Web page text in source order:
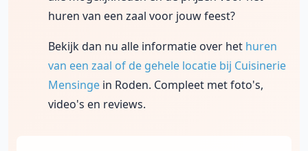
huren van een zaal voor jouw feest?
Bekijk dan nu alle informatie over het huren
van een zaal of de gehele locatie bij Cuisinerie
Mensinge in Roden. Compleet met foto's,
video's en reviews.